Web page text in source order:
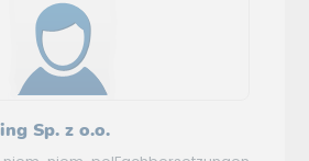
Sp. z o.o.